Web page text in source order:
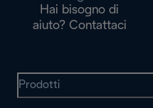
Hai bisogno di
aiuto? Contattaci
Prodotti